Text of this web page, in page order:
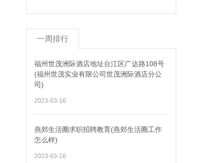
一周排行
福州世茂洲际酒店地址台江区广达路108号
(福州世茂实业有限公司世茂洲际酒店分公
司)
2023-03-16
燕郊生活圈求职招聘教育(燕郊生活圈工作
怎么样)
2023-03-16